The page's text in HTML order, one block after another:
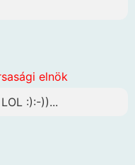
elnök
:):-))...